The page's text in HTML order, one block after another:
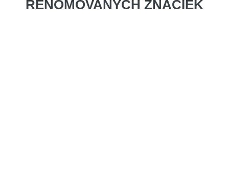
RENOMOVANÝCH ZNAČIEK